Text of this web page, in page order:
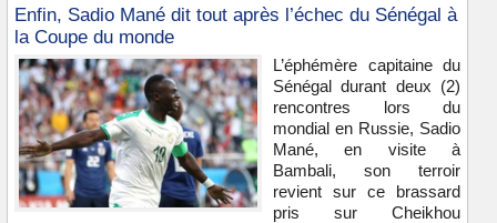
Enfin, Sadio Mané dit tout après l’échec du Sénégal à
la Coupe du monde
L’éphémère capitaine du
Sénégal durant deux (2)
rencontres lors du
mondial en Russie, Sadio
Mané, en visite à
Bambali, son terroir
revient sur ce brassard
pris sur Cheikhou